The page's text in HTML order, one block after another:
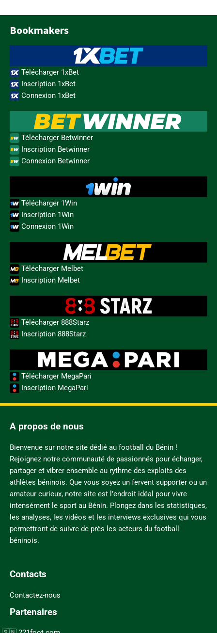
Bookmakers
Télécharger 1xBet
Inscription 1xBet
Connexion 1xBet
Télécharger Betwinner
Inscription Betwinner
Connexion Betwinner
Télécharger 1Win
Inscription 1Win
Connexion 1Win
Télécharger Melbet
Inscription Melbet
Télécharger 888Starz
Inscription 888Starz
Télécharger MegaPari
Inscription MegaPari
A propos de nous
Bienvenue sur notre site dédié au football du Bénin !
Rejoignez notre communauté de passionnés pour échanger,
partager et vibrer ensemble au rythme des exploits des
athlètes béninois. Que vous soyez un fervent supporter ou un
amateur curieux, notre site est l’endroit idéal pour vivre
intensément le sport au Bénin. Plongez dans les statistiques,
les analyses, les vidéos et les interviews exclusives qui vous
permettront de suivre de près les acteurs du football
béninois.
Contacts
Contactez-nous
Partenaires